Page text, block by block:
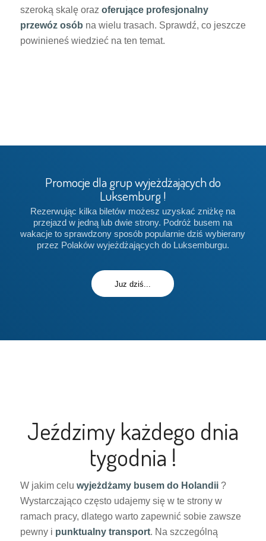
szeroką skalę oraz oferujące profesjonalny
przewóz osób na wielu trasach. Sprawdź, co jeszcze
powinieneś wiedzieć na ten temat.
Promocje dla grup wyjeżdżających do
Luksemburg !
Rezerwując kilka biletów możesz uzyskać zniżkę na
przejazd w jedną lub dwie strony. Podróż busem na
wakacje to sprawdzony sposób popularnie dziś wybierany
przez Polaków wyjeżdżających do Luksemburgu.
Juz dziś...
Jeździmy każdego dnia
tygodnia !
W jakim celu wyjeżdżamy busem do Holandii?
Wystarczająco często udajemy się w te strony w
ramach pracy, dlatego warto zapewnić sobie zawsze
pewny i punktualny transport. Na szczególną